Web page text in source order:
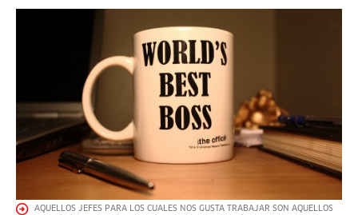
AQUELLOS JEFES PARA LOS CUALES NOS GUSTA TRABAJAR SON AQUELLOS